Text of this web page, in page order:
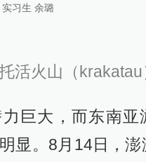
习生 余璐
活火山（krakatau
巨大，而东南亚
显。8月14日，澎